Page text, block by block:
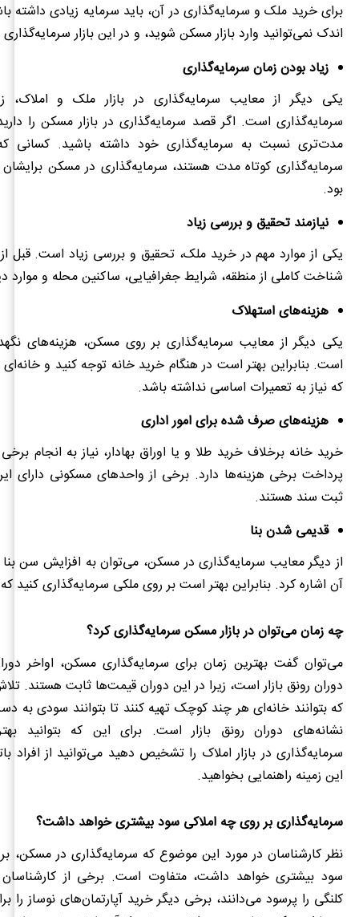
برای خرید ملک و سرمایه‌گذاری در آن، باید سرمایه زیادی داشته
اندک نمی‌توانید وارد بازار مسکن شوید، و در این بازار
زیاد بودن زمان سرمایه‌گذاری
یکی دیگر از معایب سرمایه‌گذاری در بازار ملک و املاک،
سرمایه‌گذاری است. اگر قصد سرمایه‌گذاری در بازار مسکن را
مدت‌تری نسبت به سرمایه‌گذاری خود داشته باشید. کسانی
سرمایه‌گذاری کوتاه مدت هستند، سرمایه‌گذاری در مسکن
بود.
نیازمند تحقیق و بررسی زیاد
یکی از موارد مهم در خرید ملک، تحقیق و بررسی زیاد است. قبل
شناخت کاملی از منطقه، شرایط جغرافیایی، ساکنین محله و موارد
هزینه‌های استهلاک
یکی دیگر از معایب سرمایه‌گذاری بر روی مسکن، هزینه‌های
است. بنابراین بهتر است در هنگام خرید خانه توجه کنید و خانه‌ای
که نیاز به تعمیرات اساسی نداشته باشد.
هزینه‌های صرف شده برای امور اداری
خرید خانه برخلاف خرید طلا و یا اوراق بهادار، نیاز به انجام
پرداخت برخی هزینه‌ها دارد. برخی از واحدهای مسکونی دارای
ثبت سند هستند.
قدیمی شدن بنا
از دیگر معایب سرمایه‌گذاری در مسکن، می‌توان به افزایش سن
آن اشاره کرد. بنابراین بهتر است بر روی ملکی سرمایه‌گذاری کنید
چه زمان می‌توان در بازار مسکن سرمایه‌گذاری کرد؟
می‌توان گفت بهترین زمان برای سرمایه‌گذاری مسکن، اواخر
دوران رونق بازار است، زیرا در این دوران قیمت‌ها ثابت هستند.
که بتوانند خانه‌ای هر چند کوچک تهیه کنند تا بتوانند سودی به
نشانه‌های دوران رونق بازار است. برای این که بتوانید
سرمایه‌گذاری در بازار املاک را تشخیص دهید می‌توانید از افراد
این زمینه راهنمایی بخواهید.
سرمایه‌گذاری بر روی چه املاکی سود بیشتری خواهد داشت؟
نظر کارشناسان در مورد این موضوع که سرمایه‌گذاری در مسکن،
سود بیشتری خواهد داشت، متفاوت است. برخی از
کلنگی را پرسود می‌دانند، برخی دیگر خرید آپارتمان‌های نوساز را